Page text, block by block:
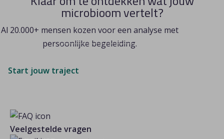
microbioom vertelt?
Al 20.000+ mensen kozen voor een analyse met
persoonlijke begeleiding.
Start jouw traject
Veelgestelde vragen